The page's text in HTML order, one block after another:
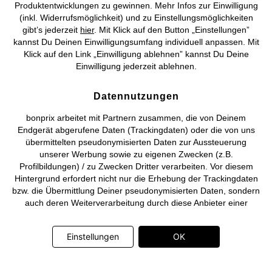
©2026 bonprix.Alle Rechte vorbehalten.
Deutsch Français
Produktentwicklungen zu gewinnen. Mehr Infos zur Einwilligung
(inkl. Widerrufsmöglichkeit) und zu Einstellungsmöglichkeiten
gibt’s jederzeit hier. Mit Klick auf den Button „Einstellungen”
kannst Du Deinen Einwilligungsumfang individuell anpassen. Mit
Klick auf den Link „Einwilligung ablehnen” kannst Du Deine
Einwilligung jederzeit ablehnen.
Datennutzungen
bonprix arbeitet mit Partnern zusammen, die von Deinem
Endgerät abgerufene Daten (Trackingdaten) oder die von uns
übermittelten pseudonymisierten Daten zur Aussteuerung
unserer Werbung sowie zu eigenen Zwecken (z.B.
Profilbildungen) / zu Zwecken Dritter verarbeiten. Vor diesem
Hintergrund erfordert nicht nur die Erhebung der Trackingdaten
bzw. die Übermittlung Deiner pseudonymisierten Daten, sondern
auch deren Weiterverarbeitung durch diese Anbieter einer
Deine pseudonymisierten Daten erst dann übermittelt, wenn Du
auf den in dem Banner auf bonprix.de wiedergebenden Button
Einstellungen OK